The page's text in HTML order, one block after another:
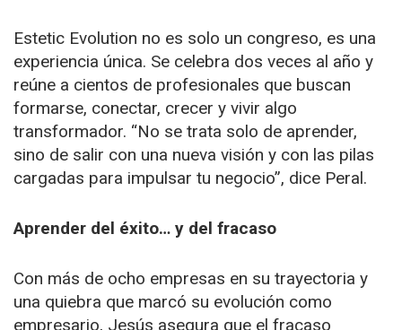
Estetic Evolution no es solo un congreso, es una
experiencia única. Se celebra dos veces al año y
reúne a cientos de profesionales que buscan
formarse, conectar, crecer y vivir algo
transformador. “No se trata solo de aprender,
sino de salir con una nueva visión y con las pilas
cargadas para impulsar tu negocio”, dice Peral.
Aprender del éxito… y del fracaso
Con más de ocho empresas en su trayectoria y
una quiebra que marcó su evolución como
empresario, Jesús asegura que el fracaso